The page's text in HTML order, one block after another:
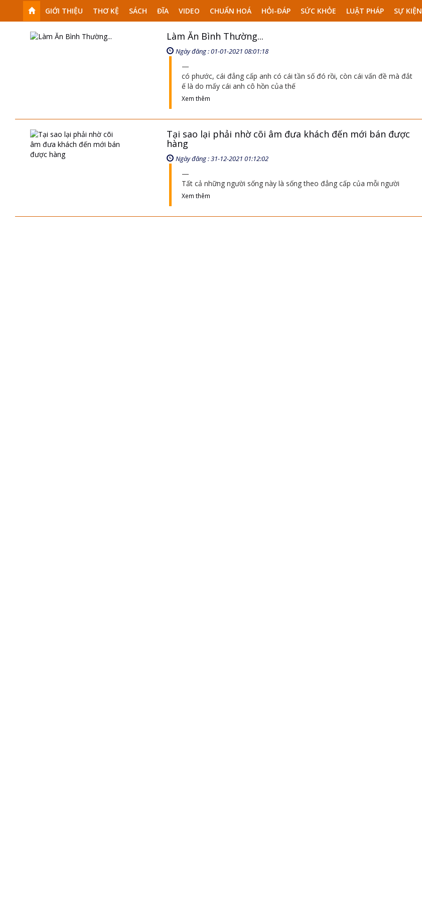
GIỚI THIỆU THƠ KỆ SÁCH ĐĨA VIDEO CHUẨN HOÁ HỎI-ĐÁP SỨC KHỎE LUẬT PHÁP SỰ KIỆN
Làm Ăn Bình Thường...
Ngày đăng : 01-01-2021 08:01:18
có phước, cái đẳng cấp anh có cái tần số đó rồi, còn cái vấn đề mà đắt
ế là do mấy cái anh cô hồn của thế
Xem thêm
Tại sao lại phải nhờ cõi âm đưa khách đến mới bán được
hàng
Ngày đăng : 31-12-2021 01:12:02
Tất cả những người sống này là sống theo đẳng cấp của mỗi người
Xem thêm